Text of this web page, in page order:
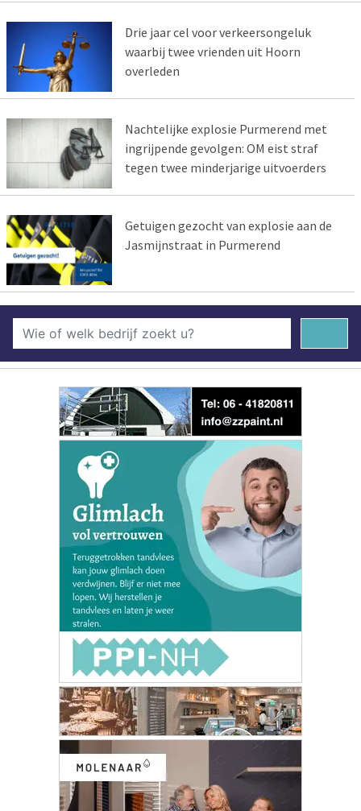
Drie jaar cel voor verkeersongeluk
waarbij twee vrienden uit Hoorn
overleden
Nachtelijke explosie Purmerend met
ingrijpende gevolgen: OM eist straf
tegen twee minderjarige uitvoerders
Getuigen gezocht van explosie aan de
Jasmijnstraat in Purmerend